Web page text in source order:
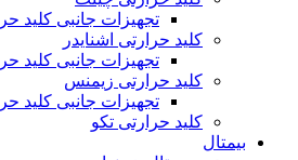
تجهیزات جانبی کلید
کلید حرارتی اشنایدر
تجهیزات جانبی کلید
کلید حرارتی زیمنس
تجهیزات جانبی کلید
کلید حرارتی تکو
بیمتال